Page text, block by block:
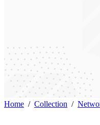
Home / Collection /